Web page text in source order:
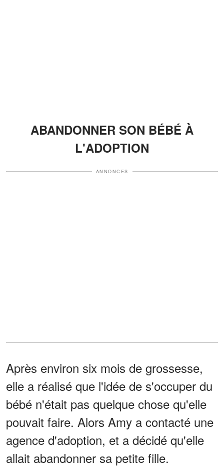
ABANDONNER SON BÉBÉ À
L'ADOPTION
ANNONCES
Après environ six mois de grossesse,
elle a réalisé que l'idée de s'occuper du
bébé n'était pas quelque chose qu'elle
pouvait faire. Alors Amy a contacté une
agence d'adoption, et a décidé qu'elle
allait abandonner sa petite fille.